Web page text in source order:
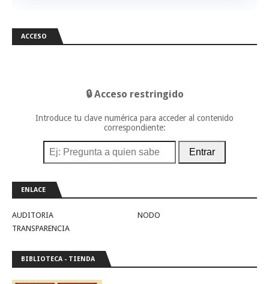
ACCESO
🔒 Acceso restringido
Introduce tu clave numérica para acceder al contenido
correspondiente:
Entrar
ENLACE
AUDITORIA
NODO
TRANSPARENCIA
BIBLIOTECA - TIENDA